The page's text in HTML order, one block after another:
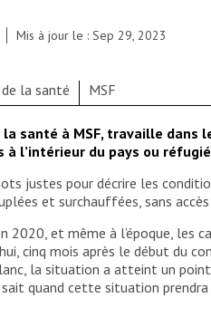
Mis à jour le : Sep 29, 2023
la santé MSF
santé à MSF, travaille dans
à l’intérieur du pays ou
justes pour décrire les
et surchauffées, sans
2020, et même à l’époque,
cinq mois après le début du
la situation a atteint un
sait quand cette situation prendra